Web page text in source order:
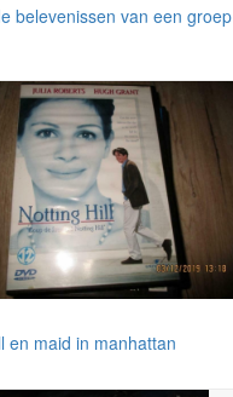
belevenissen van een groep
en maid in manhattan